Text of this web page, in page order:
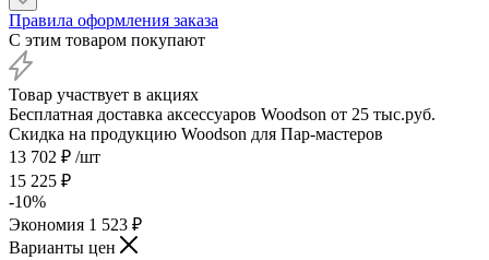
Правила оформления заказа
С этим товаром покупают
Товар участвует в акциях
Бесплатная доставка аксессуаров Woodson от 25 тыс.руб.
Скидка на продукцию Woodson для Пар-мастеров
13 702 ₽ /шт
15 225 ₽
-10%
Экономия 1 523 ₽
Варианты цен